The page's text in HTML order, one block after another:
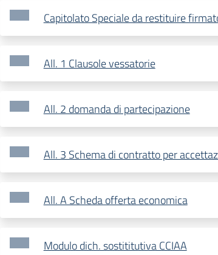
Capitolato Speciale da restituire
All. 1 Clausole vessatorie
All. 2 domanda di partecipazione
All. 3 Schema di contratto per
All. A Scheda offerta economica
Modulo dich. sostititutiva CCIAA